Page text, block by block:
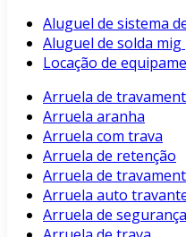
Aluguel de sistema
Aluguel de solda mig
Locação de
Arruela de
Arruela aranha
Arruela com trava
Arruela de retenção
Arruela de
Arruela auto
Arruela de segurança